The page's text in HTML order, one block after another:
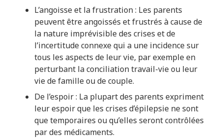
L’angoisse et la frustration : Les parents
peuvent être angoissés et frustrés à cause de
la nature imprévisible des crises et de
l’incertitude connexe qui a une incidence sur
tous les aspects de leur vie, par exemple en
perturbant la conciliation travail-vie ou leur
vie de famille ou de couple.
De l’espoir : La plupart des parents expriment
leur espoir que les crises d’épilepsie ne sont
que temporaires ou qu’elles seront contrôlées
par des médicaments.